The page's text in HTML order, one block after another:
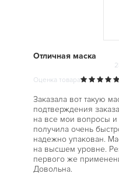
Отличная маска
Оценка товара
Заказала вот такую
подтверждения
на все мои вопросы и
получила очень
надежно упакован.
на высшем уровне.
первого же
Довольна.